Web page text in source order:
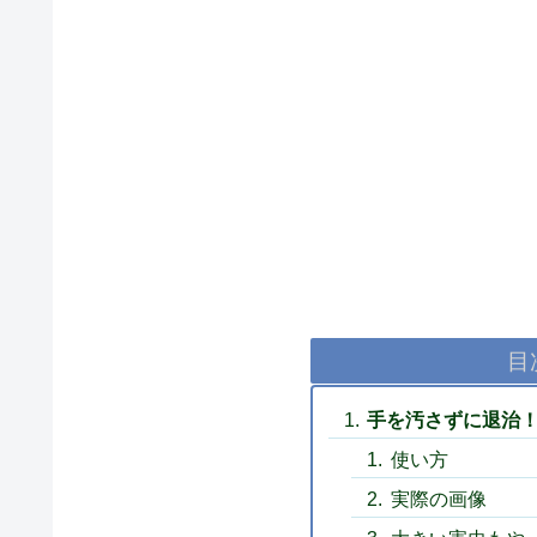
目
手を汚さずに退治
使い方
実際の画像